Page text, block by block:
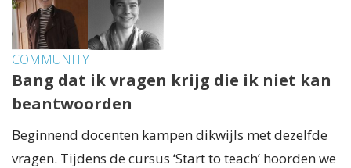
COMMUNITY
Bang dat ik vragen krijg die ik niet kan
beantwoorden
Beginnend docenten kampen dikwijls met dezelfde
vragen. Tijdens de cursus ‘Start to teach’ hoorden we